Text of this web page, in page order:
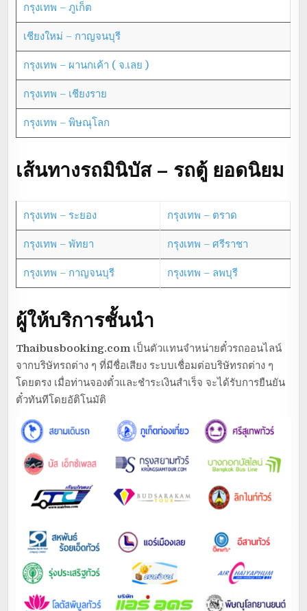
กรุงเทพ – ภูเก็ต
เชียงใหม่ – กาญจนบุรี
กรุงเทพ – ผานกเค้า ( จ.เลย )
กรุงเทพ – เชียงราย
กรุงเทพ – พิษณุโลก
เส้นทางรถมินิบัส – รถตู้ ยอดนิยม
กรุงเทพ – ระยอง กรุงเทพ – ตราด
กรุงเทพ – พัทยา กรุงเทพ – ศรีราชา
กรุงเทพ – กาญจนบุรี กรุงเทพ – ลพบุรี
ผู้ให้บริการชั้นนำ
Thaibusbooking.com เป็นตัวแทนจำหน่ายตั๋วรถออนไลน์
จากบริษัทรถต่าง ๆ ที่มีชื่อเสียง ระบบเชื่อมต่อบริษัทรถต่าง ๆ
โดยตรง เมื่อท่านจองตั๋วและชำระเงินสำเร็จ จะได้รับการยืนยัน
ตั๋วทันทีโดยอัติโนมัติ